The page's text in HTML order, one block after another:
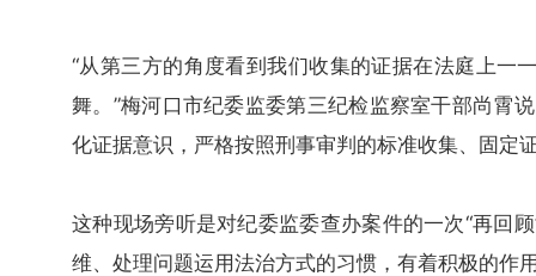
“从第三方的角度看到我们收集的证据在法庭上一
舞。”梅河口市纪委监委第三纪检监察室干部尚霄
化证据意识，严格按照刑事审判的标准收集、固定
这种现场旁听是对纪委监委查办案件的一次“再回
维、处理问题运用法治方式的习惯，有着积极的作